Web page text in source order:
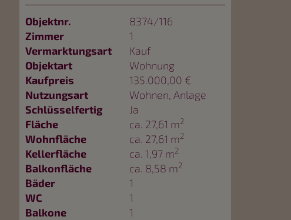
Objektnr.
8374/116
Zimmer
1
Vermarktungsart
Kauf
Objektart
Wohnung
Kaufpreis
135.000,00 €
Nutzungsart
Wohnen Anlage
Schlüsselfertig
Ja
Fläche
ca. 27,61 m2
Wohnfläche ca. 27,61 m2
Kellerfläche ca. 1,97 m2
Balkonfläche ca. 8,58 m2
Bäder
1
WC
1
Balkone
1